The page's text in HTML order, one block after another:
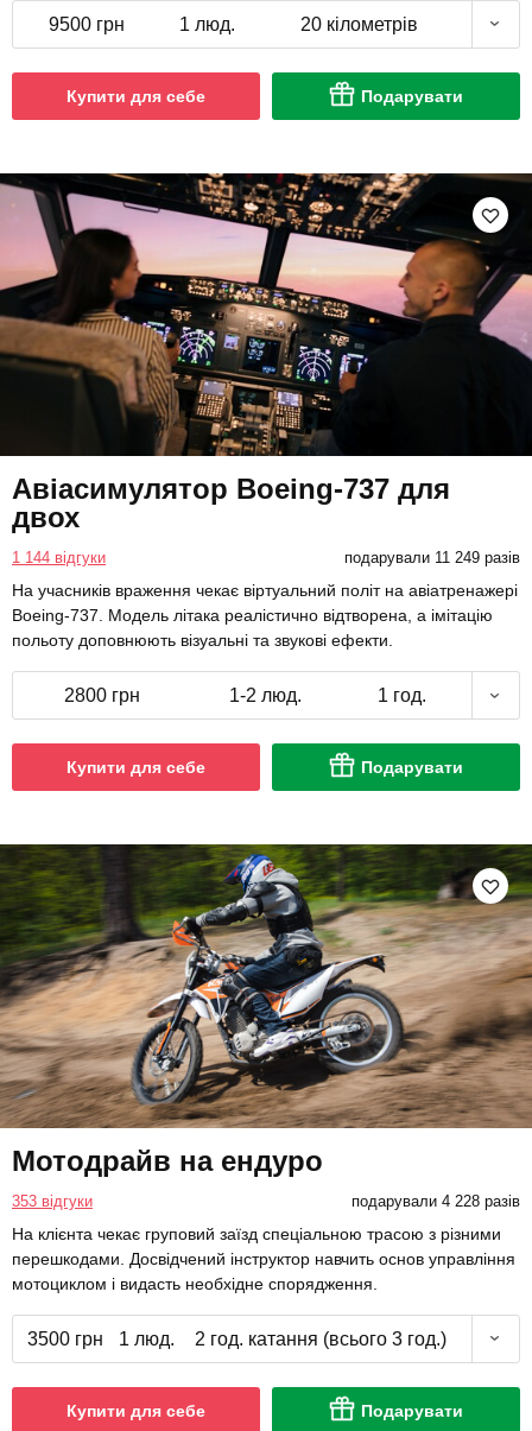
9500 грн 1 люд. 20 кілометрів
Купити для себе Подарувати
Авіасимулятор Boeing-737 для
двох
1 144 відгуки подарували 11 249 разів
На учасників враження чекає віртуальний політ на авіатренажері
Boeing-737. Модель літака реалістично відтворена, а імітацію
польоту доповнюють візуальні та звукові ефекти.
2800 грн 1-2 люд. 1 год.
Купити для себе Подарувати
Мотодрайв на ендуро
353 відгуки подарували 4 228 разів
На клієнта чекає груповий заїзд спеціальною трасою з різними
перешкодами. Досвідчений інструктор навчить основ управління
мотоциклом і видасть необхідне спорядження.
3500 грн 1 люд. 2 год. катання (всього 3 год.)
Купити для себе Подарувати